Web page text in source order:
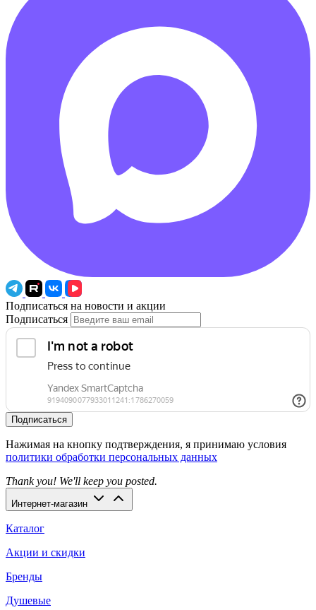
Подписаться на новости и акции
Подписаться
Подписаться
Нажимая на кнопку подтверждения, я принимаю условия
политики обработки персональных данных
Thank you! We'll keep you posted.
Интернет-магазин
Каталог
Акции и скидки
Бренды
Душевые